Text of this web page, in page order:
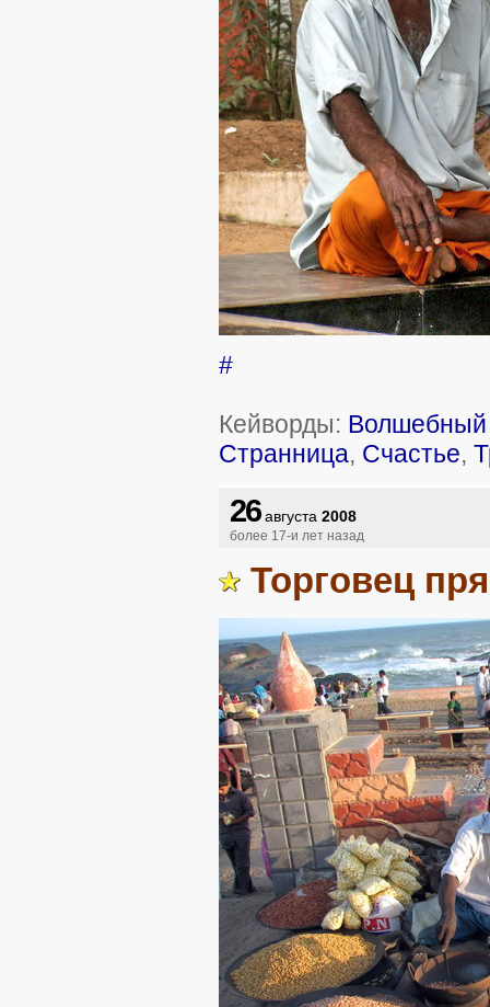
#
Кейворды: Волшебный
Странница, Счастье,
26августа 2008
более 17-и лет назад
Торговец